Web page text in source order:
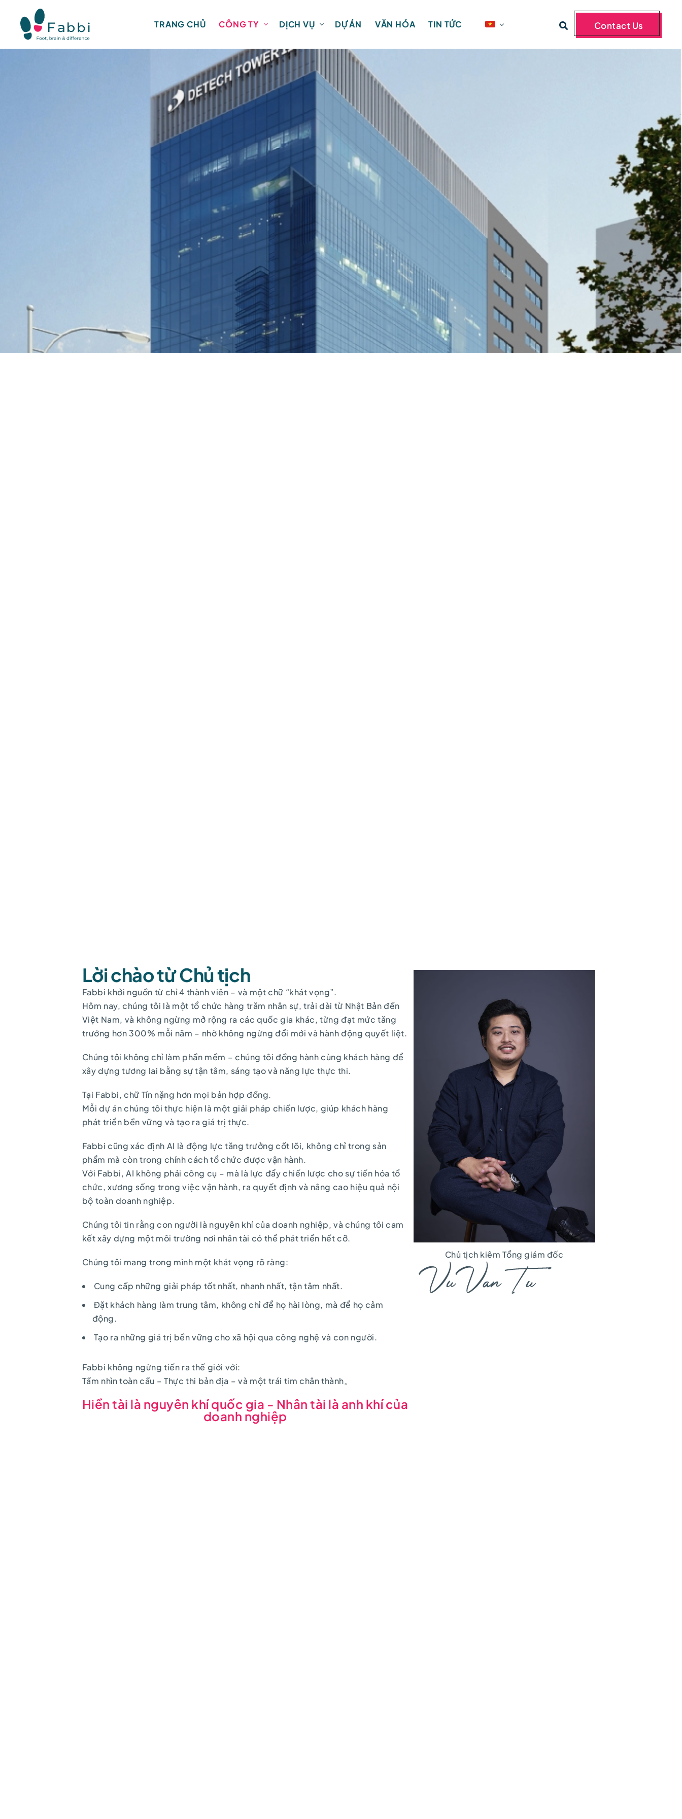
TRANG CHỦ CÔNG TY DỊCH VỤ DỰ ÁN VĂN HÓA TIN TỨC Contact Us
Lời chào từ Chủ tịch
Fabbi khởi nguồn từ chỉ 4 thành viên – và một chữ “khát vọng”.
Hôm nay, chúng tôi là một tổ chức hàng trăm nhân sự, trải dài từ Nhật Bản đến
Việt Nam, và không ngừng mở rộng ra các quốc gia khác, từng đạt mức tăng
trưởng hơn 300% mỗi năm – nhờ không ngừng đổi mới và hành động quyết liệt.
Chúng tôi không chỉ làm phần mềm – chúng tôi đồng hành cùng khách hàng để
xây dựng tương lai bằng sự tận tâm, sáng tạo và năng lực thực thi.
Tại Fabbi, chữ Tín nặng hơn mọi bản hợp đồng.
Mỗi dự án chúng tôi thực hiện là một giải pháp chiến lược, giúp khách hàng
phát triển bền vững và tạo ra giá trị thực.
Fabbi cũng xác định AI là động lực tăng trưởng cốt lõi, không chỉ trong sản
phẩm mà còn trong chính cách tổ chức được vận hành.
Với Fabbi, AI không phải công cụ – mà là lực đẩy chiến lược cho sự tiến hóa tổ
chức, xương sống trong việc vận hành, ra quyết định và nâng cao hiệu quả nội
bộ toàn doanh nghiệp.
Chúng tôi tin rằng con người là nguyên khí của doanh nghiệp, và chúng tôi cam
kết xây dựng một môi trường nơi nhân tài có thể phát triển hết cỡ.
Chúng tôi mang trong mình một khát vọng rõ ràng:
Cung cấp những giải pháp tốt nhất, nhanh nhất, tận tâm nhất.
Đặt khách hàng làm trung tâm, không chỉ để họ hài lòng, mà để họ cảm
động.
Tạo ra những giá trị bền vững cho xã hội qua công nghệ và con người.
Fabbi không ngừng tiến ra thế giới với:
Tầm nhìn toàn cầu – Thực thi bản địa – và một trái tim chân thành。
Hiền tài là nguyên khí quốc gia - Nhân tài là anh khí của
doanh nghiệp
Chủ tịch kiêm Tổng giám đốc​